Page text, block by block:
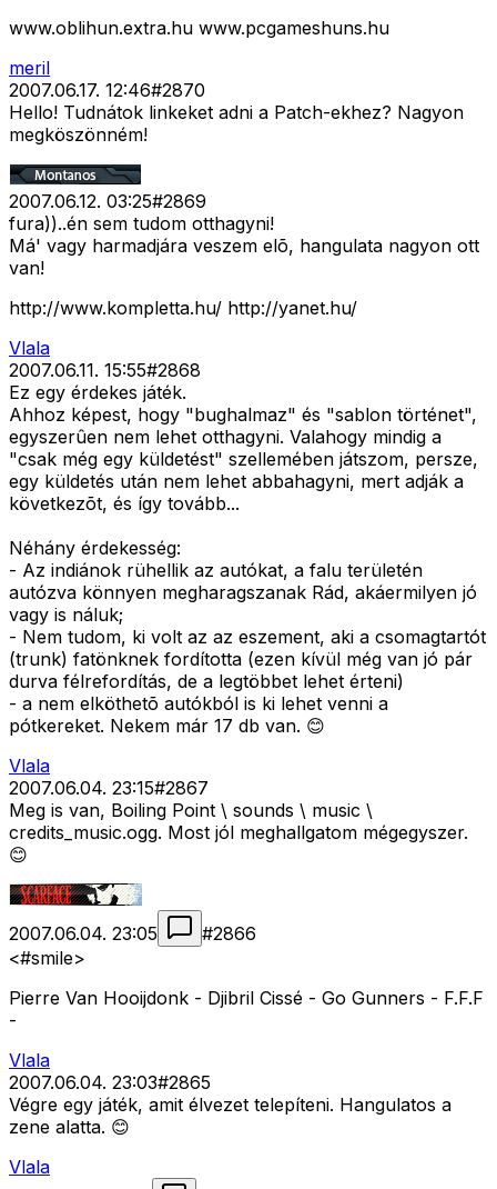
www.oblihun.extra.hu www.pcgameshuns.hu
meril
2007.06.17. 12:46#2870
Hello! Tudnátok linkeket adni a Patch-ekhez? Nagyon
megköszönném!
2007.06.12. 03:25#2869
fura))..én sem tudom otthagyni!
Má' vagy harmadjára veszem elõ, hangulata nagyon ott
van!
http://www.kompletta.hu/ http://yanet.hu/
Vlala
2007.06.11. 15:55#2868
Ez egy érdekes játék.
Ahhoz képest, hogy "bughalmaz" és "sablon történet",
egyszerûen nem lehet otthagyni. Valahogy mindig a
"csak még egy küldetést" szellemében játszom, persze,
egy küldetés után nem lehet abbahagyni, mert adják a
következõt, és így tovább...
Néhány érdekesség:
- Az indiánok rühellik az autókat, a falu területén
autózva könnyen megharagszanak Rád, akáermilyen jó
vagy is náluk;
- Nem tudom, ki volt az az eszement, aki a csomagtartót
(trunk) fatönknek fordította (ezen kívül még van jó pár
durva félrefordítás, de a legtöbbet lehet érteni)
- a nem elköthetõ autókból is ki lehet venni a
pótkereket. Nekem már 17 db van. 😊
Vlala
2007.06.04. 23:15#2867
Meg is van, Boiling Point \ sounds \ music \
credits_music.ogg. Most jól meghallgatom mégegyszer.
😊
2007.06.04. 23:05 #2866
<#smile>
Pierre Van Hooijdonk - Djibril Cissé - Go Gunners - F.F.F
-
Vlala
2007.06.04. 23:03#2865
Végre egy játék, amit élvezet telepíteni. Hangulatos a
zene alatta. 😊
Vlala